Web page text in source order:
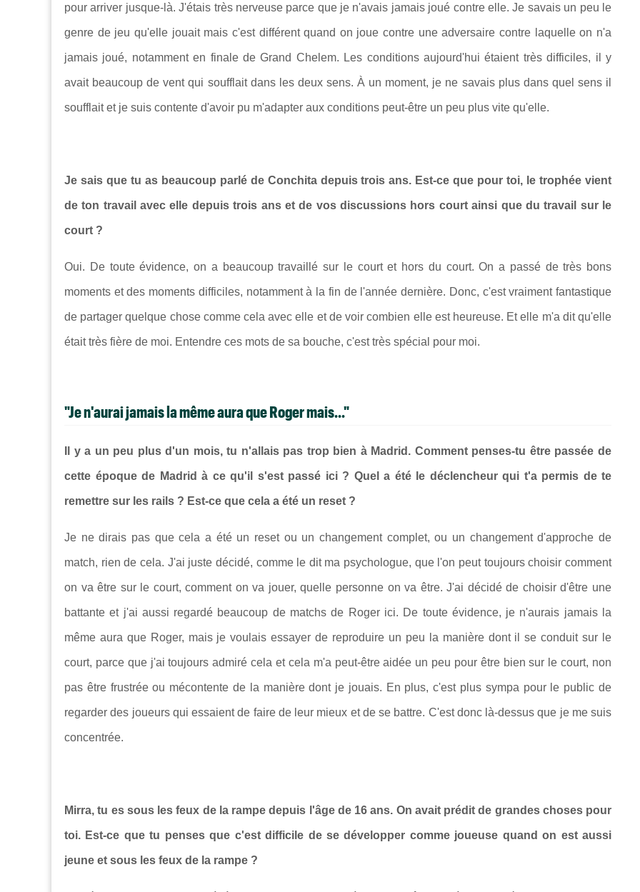
pour arriver jusque-là. J'étais très nerveuse parce que je n'avais jamais joué contre elle. Je savais un peu le
genre de jeu qu'elle jouait mais c'est différent quand on joue contre une adversaire contre laquelle on n'a
jamais joué, notamment en finale de Grand Chelem. Les conditions aujourd'hui étaient très difficiles, il y
avait beaucoup de vent qui soufflait dans les deux sens. À un moment, je ne savais plus dans quel sens il
soufflait et je suis contente d'avoir pu m'adapter aux conditions peut-être un peu plus vite qu'elle.
Je sais que tu as beaucoup parlé de Conchita depuis trois ans. Est-ce que pour toi, le trophée vient
de ton travail avec elle depuis trois ans et de vos discussions hors court ainsi que du travail sur le
court ?
Oui. De toute évidence, on a beaucoup travaillé sur le court et hors du court. On a passé de très bons
moments et des moments difficiles, notamment à la fin de l'année dernière. Donc, c'est vraiment fantastique
de partager quelque chose comme cela avec elle et de voir combien elle est heureuse. Et elle m'a dit qu'elle
était très fière de moi. Entendre ces mots de sa bouche, c'est très spécial pour moi.
"Je n'aurai jamais la même aura que Roger mais..."
Il y a un peu plus d'un mois, tu n'allais pas trop bien à Madrid. Comment penses-tu être passée de
cette époque de Madrid à ce qu'il s'est passé ici ? Quel a été le déclencheur qui t'a permis de te
remettre sur les rails ? Est-ce que cela a été un reset ?
Je ne dirais pas que cela a été un reset ou un changement complet, ou un changement d'approche de
match, rien de cela. J'ai juste décidé, comme le dit ma psychologue, que l'on peut toujours choisir comment
on va être sur le court, comment on va jouer, quelle personne on va être. J'ai décidé de choisir d'être une
battante et j'ai aussi regardé beaucoup de matchs de Roger ici. De toute évidence, je n'aurais jamais la
même aura que Roger, mais je voulais essayer de reproduire un peu la manière dont il se conduit sur le
court, parce que j'ai toujours admiré cela et cela m'a peut-être aidée un peu pour être bien sur le court, non
pas être frustrée ou mécontente de la manière dont je jouais. En plus, c'est plus sympa pour le public de
regarder des joueurs qui essaient de faire de leur mieux et de se battre. C'est donc là-dessus que je me suis
concentrée.
Mirra, tu es sous les feux de la rampe depuis l'âge de 16 ans. On avait prédit de grandes choses pour
toi. Est-ce que tu penses que c'est difficile de se développer comme joueuse quand on est aussi
jeune et sous les feux de la rampe ?